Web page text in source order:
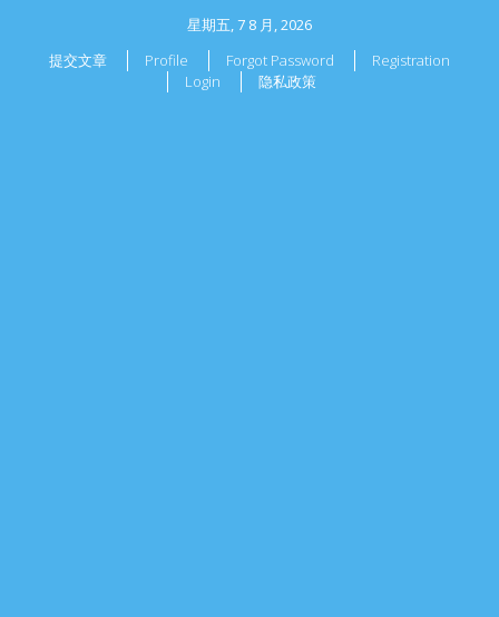
星期五, 7 8 月, 2026
提交文章
Profile Forgot Password
Registration
Login
隐私政策